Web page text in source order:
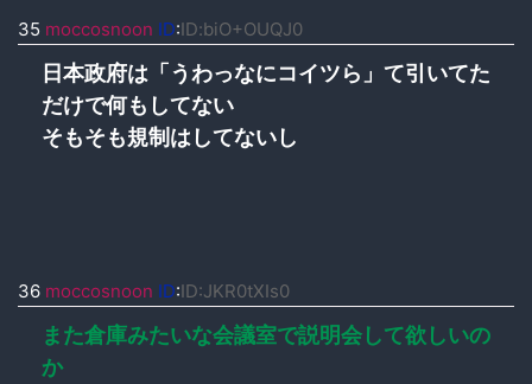
35 moccosnoon ID:ID:biO+OUQJ0
日本政府は「うわっなにコイツら」て引いてた
だけで何もしてない
そもそも規制はしてないし
36 moccosnoon ID:ID:JKR0tXIs0
また倉庫みたいな会議室で説明会して欲しいの
か